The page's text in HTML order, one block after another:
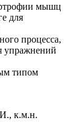
мышц
для
процесса,
упражнений
типом
к.м.н.